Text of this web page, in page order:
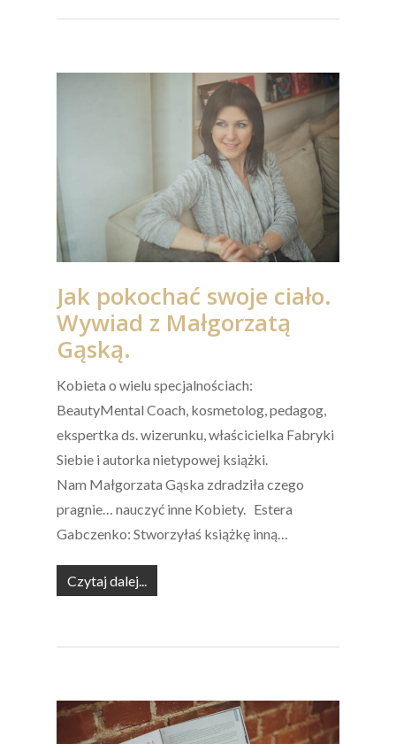
Jak pokochać swoje ciało.
Wywiad z Małgorzatą
Gąską.
Kobieta o wielu specjalnościach:
BeautyMental Coach, kosmetolog, pedagog,
ekspertka ds. wizerunku, właścicielka Fabryki
Siebie i autorka nietypowej książki.
Nam Małgorzata Gąska zdradziła czego
pragnie… nauczyć inne Kobiety. Estera
Gabczenko: Stworzyłaś książkę inną…
Czytaj dalej...